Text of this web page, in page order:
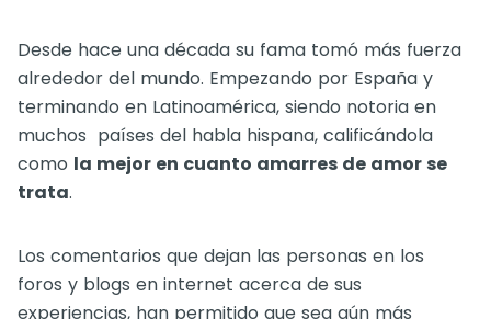
Desde hace una década su fama tomó más fuerza
alrededor del mundo. Empezando por España y
terminando en Latinoamérica, siendo notoria en
muchos países del habla hispana, calificándola
como la mejor en cuanto amarres de amor se
trata.
Los comentarios que dejan las personas en los
foros y blogs en internet acerca de sus
experiencias, han permitido que sea aún más